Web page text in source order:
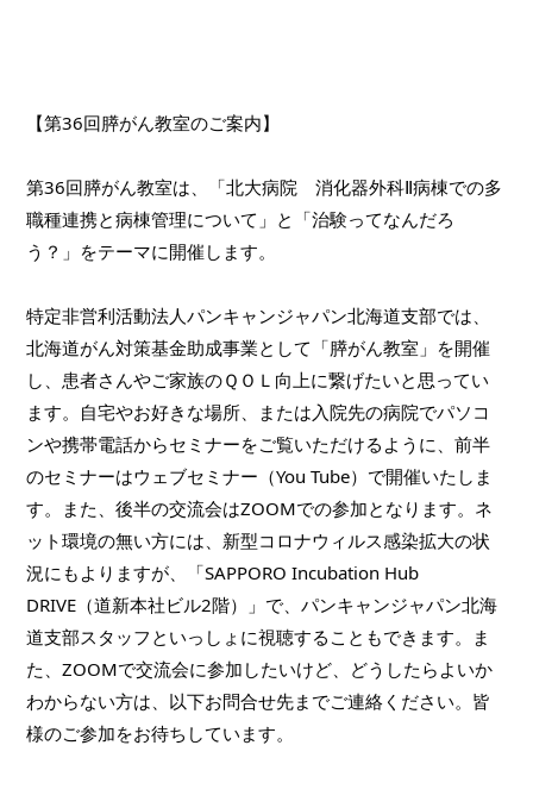
【第36回膵がん教室のご案内】
第36回膵がん教室は、「北大病院　消化器外科Ⅱ病棟での多
職種連携と病棟管理について」と「治験ってなんだろ
う？」をテーマに開催します。
特定非営利活動法人パンキャンジャパン北海道支部では、
北海道がん対策基金助成事業として「膵がん教室」を開催
し、患者さんやご家族のＱＯＬ向上に繋げたいと思ってい
ます。自宅やお好きな場所、または入院先の病院でパソコ
ンや携帯電話からセミナーをご覧いただけるように、前半
のセミナーはウェブセミナー（You Tube）で開催いたしま
す。また、後半の交流会はZOOMでの参加となります。ネ
ット環境の無い方には、新型コロナウィルス感染拡大の状
況にもよりますが、「SAPPORO Incubation Hub
DRIVE（道新本社ビル2階）」で、パンキャンジャパン北海
道支部スタッフといっしょに視聴することもできます。ま
た、ZOOMで交流会に参加したいけど、どうしたらよいか
わからない方は、以下お問合せ先までご連絡ください。皆
様のご参加をお待ちしています。